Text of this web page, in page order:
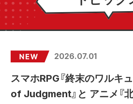
2026.07.01
スマホRPG『終末のワルキ
of Judgment』と アニメ『